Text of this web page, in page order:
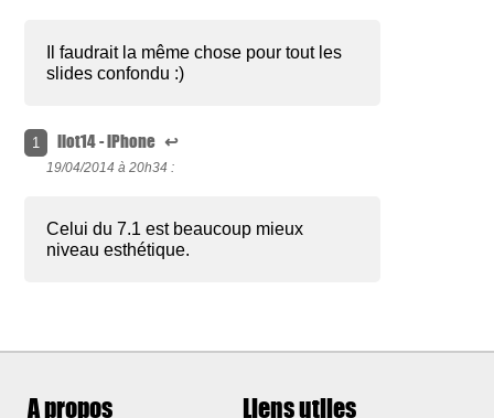
Il faudrait la même chose pour tout les
slides confondu :)
1 ilot14 - iPhone ↩
19/04/2014 à 20h34 :
Celui du 7.1 est beaucoup mieux
niveau esthétique.
A propos Liens utiles